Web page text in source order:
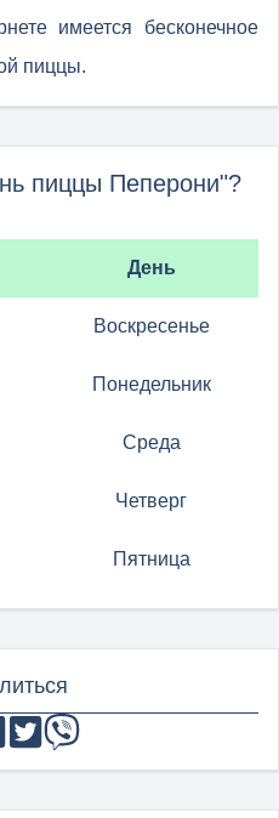
имеется бесконечное
пиццы.
пиццы Пеперони"?
День
Воскресенье
Понедельник
Среда
Четверг
Пятница